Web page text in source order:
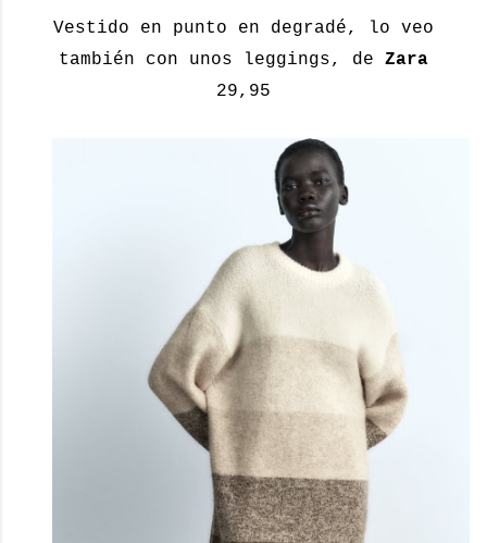
Vestido en punto en degradé, lo veo
también con unos leggings, de Zara
29,95